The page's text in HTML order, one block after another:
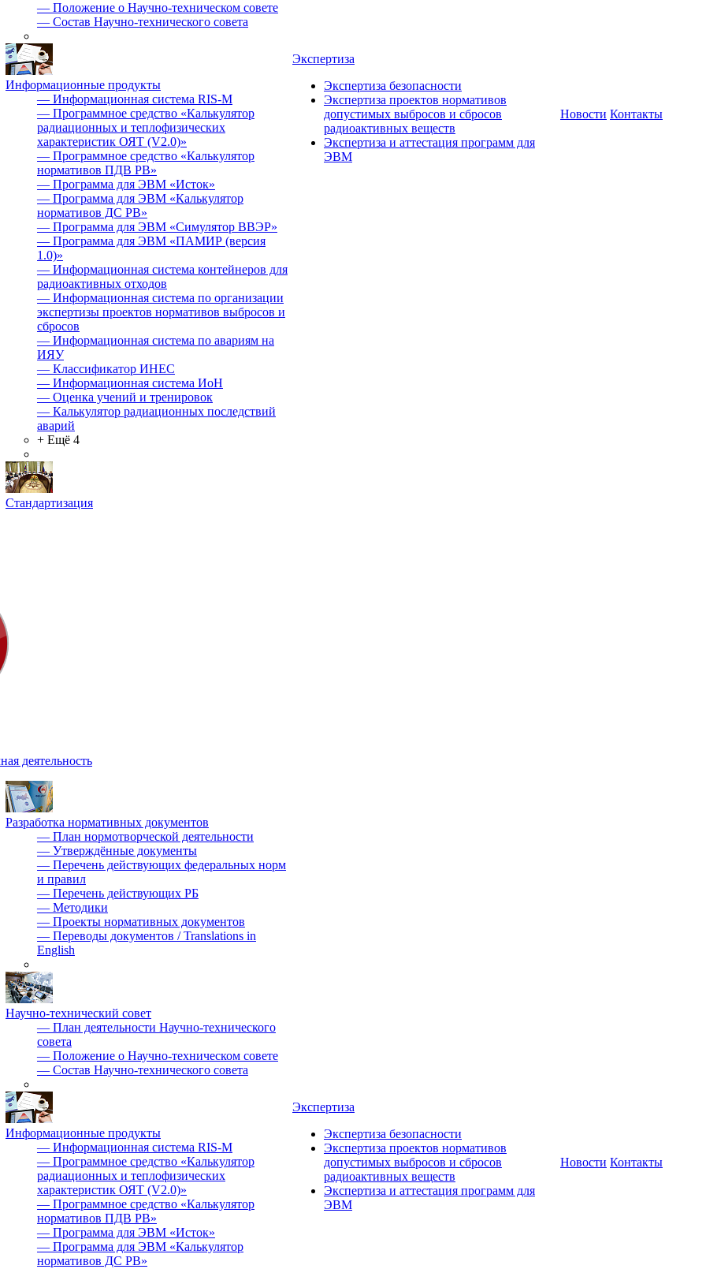
— Положение о Научно-техническом совете
— Состав Научно-технического совета
Информационные продукты
— Информационная система RIS-M
— Программное средство «Калькулятор
радиационных и теплофизических
характеристик ОЯТ (V2.0)»
— Программное средство «Калькулятор
нормативов ПДВ РВ»
— Программа для ЭВМ «Исток»
— Программа для ЭВМ «Калькулятор
нормативов ДС РВ»
— Программа для ЭВМ «Симулятор ВВЭР»
— Программа для ЭВМ «ПАМИР (версия
1.0)»
— Информационная система контейнеров для
радиоактивных отходов
— Информационная система по организации
экспертизы проектов нормативов выбросов и
сбросов
— Информационная система по авариям на
ИЯУ
— Классификатор ИНЕС
— Информационная система ИоН
— Оценка учений и тренировок
— Калькулятор радиационных последствий
аварий
+ Ещё 4
Стандартизация
Экспертиза
Экспертиза безопасности
Экспертиза проектов нормативов
допустимых выбросов и сбросов
радиоактивных веществ
Экспертиза и аттестация программ для
ЭВМ
Новости Контакты
деятельность
Разработка нормативных документов
— План нормотворческой деятельности
— Утверждённые документы
— Перечень действующих федеральных норм
и правил
— Перечень действующих РБ
— Методики
— Проекты нормативных документов
— Переводы документов / Translations in
English
Научно-технический совет
— План деятельности Научно-технического
совета
— Положение о Научно-техническом совете
— Состав Научно-технического совета
Информационные продукты
— Информационная система RIS-M
— Программное средство «Калькулятор
радиационных и теплофизических
характеристик ОЯТ (V2.0)»
— Программное средство «Калькулятор
нормативов ПДВ РВ»
— Программа для ЭВМ «Исток»
— Программа для ЭВМ «Калькулятор
нормативов ДС РВ»
Экспертиза
Экспертиза безопасности
Экспертиза проектов нормативов
допустимых выбросов и сбросов
радиоактивных веществ
Экспертиза и аттестация программ для
ЭВМ
Новости Контакты